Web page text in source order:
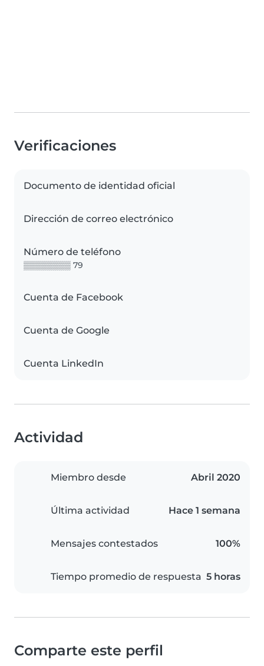
Verificaciones
Documento de identidad oficial
Dirección de correo electrónico
Número de teléfono
▒▒▒▒▒▒▒▒ 79
Cuenta de Facebook
Cuenta de Google
Cuenta LinkedIn
Actividad
Miembro desde Abril 2020
Última actividad Hace 1 semana
Mensajes contestados 100%
Tiempo promedio de respuesta 5 horas
Comparte este perfil